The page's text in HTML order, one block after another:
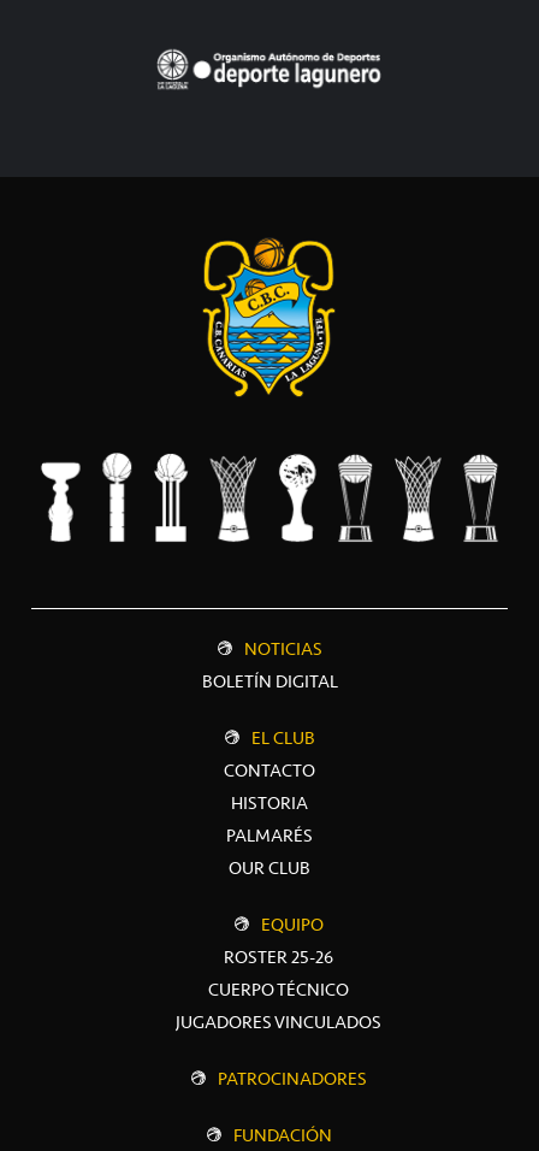
NOTICIAS
BOLETÍN DIGITAL
EL CLUB
CONTACTO
HISTORIA
PALMARÉS
OUR CLUB
EQUIPO
ROSTER 25-26
CUERPO TÉCNICO
JUGADORES VINCULADOS
PATROCINADORES
FUNDACIÓN